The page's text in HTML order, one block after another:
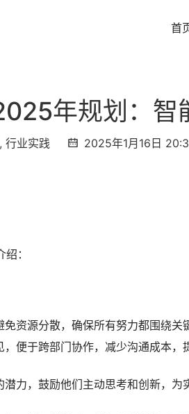
首
年规划：智
, 行业实践 2025年1月16日
：
资源分散，确保所有努力都围绕关
便于跨部门协作，减少沟通成本，
力，鼓励他们主动思考和创新，为